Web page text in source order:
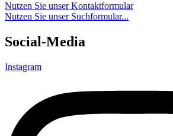
Nutzen Sie unser Kontaktformular
Nutzen Sie unser Suchformular...
Social-Media
Instagram